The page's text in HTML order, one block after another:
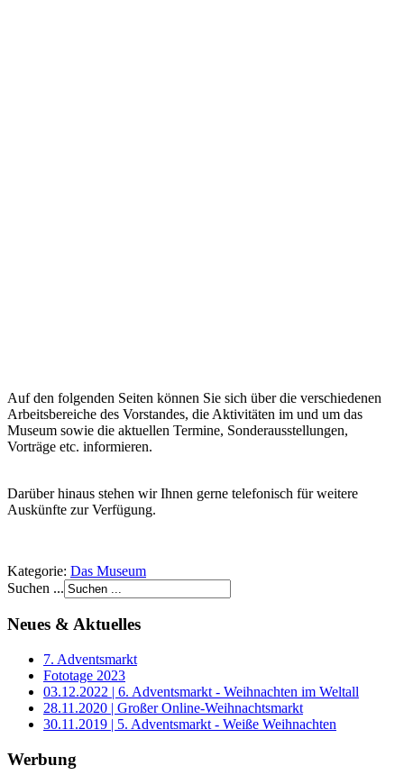
Auf den folgenden Seiten können Sie sich über die verschiedenen
Arbeitsbereiche des Vorstandes, die Aktivitäten im und um das
Museum sowie die aktuellen Termine, Sonderausstellungen,
Vorträge etc. informieren.
Darüber hinaus stehen wir Ihnen gerne telefonisch für weitere
Auskünfte zur Verfügung.
Kategorie: Das Museum
Suchen ...
Neues & Aktuelles
7. Adventsmarkt
Fototage 2023
03.12.2022 | 6. Adventsmarkt - Weihnachten im Weltall
28.11.2020 | Großer Online-Weihnachtsmarkt
30.11.2019 | 5. Adventsmarkt - Weiße Weihnachten
Werbung